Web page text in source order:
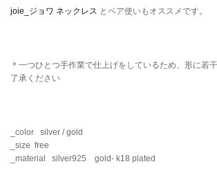
joie_ジョワ ネックレス ‎ とペア使いもオススメです。
＊一つひとつ手作業で仕上げをしているため、形に若
了承ください
_color silver / gold
_size free
_material silver925 gold- k18 plated